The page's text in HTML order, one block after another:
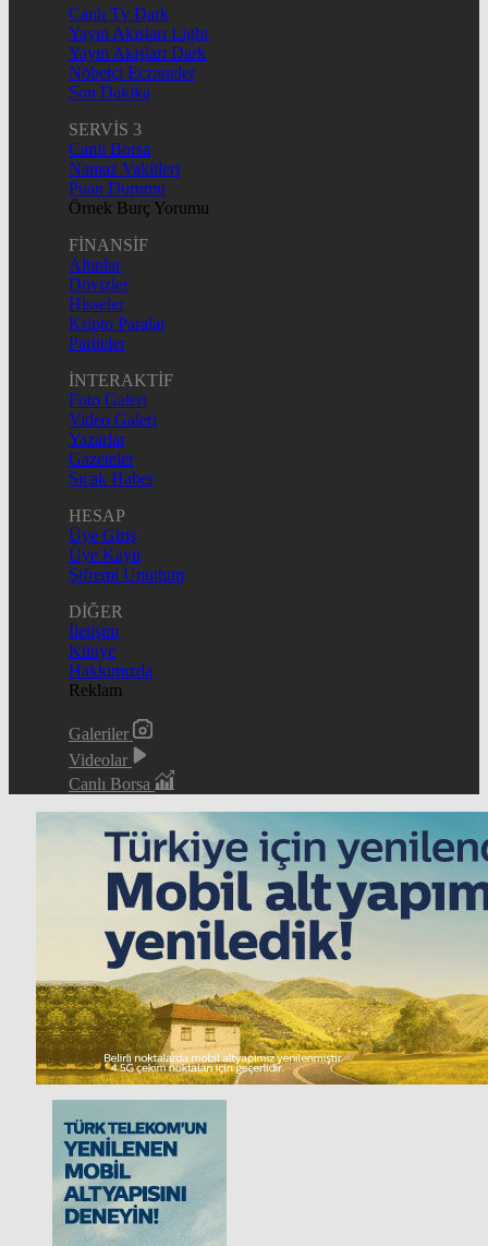
Canlı Tv Dark
Yayın Akışları Light
Yayın Akışları Dark
Nöbetçi Eczaneler
Son Dakika
SERVİS 3
Canlı Borsa
Namaz Vakitleri
Puan Durumu
Örnek Burç Yorumu
FİNANSİF
Altınlar
Dövizler
Hisseler
Kripto Paralar
Pariteler
İNTERAKTİF
Foto Galeri
Video Galeri
Yazarlar
Gazeteler
Sıcak Haber
HESAP
Üye Giriş
Üye Kayıt
Şifremi Unuttum
DİĞER
İletişim
Künye
Hakkımızda
Reklam
Galeriler
Videolar
Canlı Borsa